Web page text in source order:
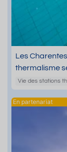
Les
thermalisme
Vie des stations